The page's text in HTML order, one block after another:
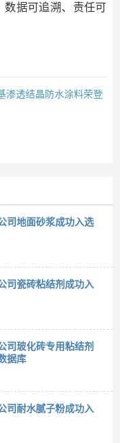
数据可追溯、责任可
渗透结晶防水涂料荣登
司地面砂浆成功入选
司瓷砖粘结剂成功入
司玻化砖专用粘结剂
据库
司耐水腻子粉成功入